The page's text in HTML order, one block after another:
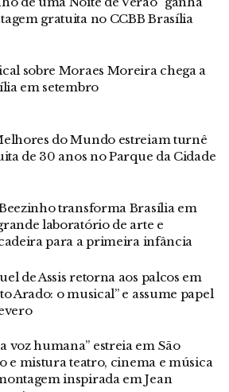
gratuita no CCBB Brasília
sobre Moraes Moreira chega a
em setembro
do Mundo estreiam turnê
de 30 anos no Parque da Cidade
transforma Brasília em
laboratório de arte e
para a primeira infância
de Assis retorna aos palcos em
Arado: o musical” e assume papel
voz humana” estreia em São
e mistura teatro, cinema e música
inspirada em Jean